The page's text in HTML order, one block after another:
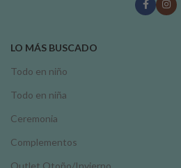
LO MÁS BUSCADO
Todo en niño
Todo en niña
Ceremonia
Complementos
Outlet Otoño/Invierno